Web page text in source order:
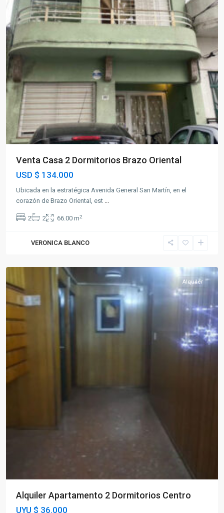
Venta Casa 2 Dormitorios Brazo Oriental
USD $ 134.000
Ubicada en la estratégica Avenida General San Martín, en el
corazón de Brazo Oriental, est ...
2 2 66.00 m2
VERONICA BLANCO
Alquiler
Alquiler Apartamento 2 Dormitorios Centro
UYU $ 36.000